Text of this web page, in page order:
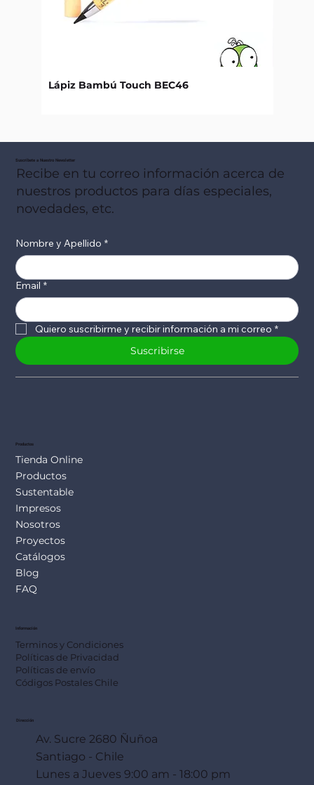
Lápiz Bambú Touch BEC46
Suscribete a Nuestro Newsletter
Recibe en tu correo información acerca de
nuestros productos para días especiales,
novedades, etc.
Nombre y Apellido *
Email *
Quiero suscribirme y recibir información a mi correo *
Suscribirse
Productos
Tienda Online
Productos
Sustentable
Impresos
Nosotros
Proyectos
Catálogos
Blog
FAQ
Información
Terminos y Condiciones
Políticas de Privacidad
Políticas de envío
Códigos Postales Chile
Dirección
Av. Sucre 2680 Ñuñoa
Santiago - Chile
Lunes a Jueves 9:00 am - 18:00 pm